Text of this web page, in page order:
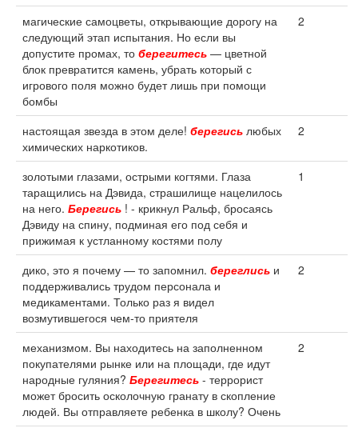
магические самоцветы, открывающие дорогу на
следующий этап испытания. Но если вы
допустите промах, то берегитесь — цветной
блок превратится камень, убрать который с
игрового поля можно будет лишь при помощи
бомбы
2
настоящая звезда в этом деле! берегись любых
химических наркотиков.
2
золотыми глазами, острыми когтями. Глаза
таращились на Дэвида, страшилище нацелилось
на него. Берегись ! - крикнул Ральф, бросаясь
Дэвиду на спину, подминая его под себя и
прижимая к устланному костями полу
1
дико, это я почему — то запомнил. береглись и
поддерживались трудом персонала и
медикаментами. Только раз я видел
возмутившегося чем-то приятеля
2
механизмом. Вы находитесь на заполненном
покупателями рынке или на площади, где идут
народные гуляния? Берегитесь - террорист
может бросить осколочную гранату в скопление
людей. Вы отправляете ребенка в школу? Очень
2